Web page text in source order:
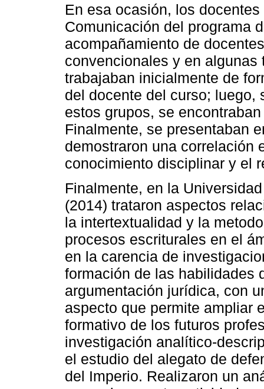
En esa ocasión, los
Comunicación del programa
acompañamiento de
convencionales y en
trabajaban inicialmente de
del docente del curso; luego,
estos grupos, se
Finalmente, se presentaban
demostraron una correlación
conocimiento disciplinar y el
Finalmente, en la
(2014) trataron aspectos
la intertextualidad y la
procesos escriturales en el
en la carencia de
formación de las habilidades
argumentación jurídica, con
aspecto que permite ampliar
formativo de los futuros
investigación analítico-
el estudio del alegato de
del Imperio. Realizaron un